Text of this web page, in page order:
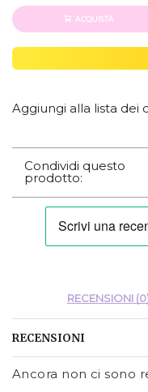
ACQUISTA
Aggiungi alla lista dei
Condividi questo
prodotto:
RECENSIONI
RECENSIONI
Ancora non ci sono